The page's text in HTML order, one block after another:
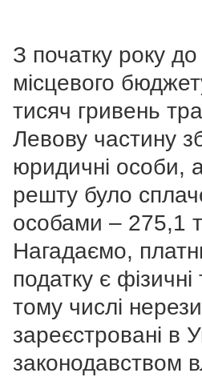
З початку року
місцевого
тисяч гривень
Левову частину
юридичні особи,
решту було
особами – 275,1
Нагадаємо,
податку є
тому числі
зареєстровані в
законодавством